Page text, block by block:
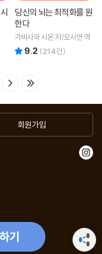
당신의 뇌는 최적화를 원
한다
가바사와 시온 저/오시연 역
9.2 (214건)
기
회원가입